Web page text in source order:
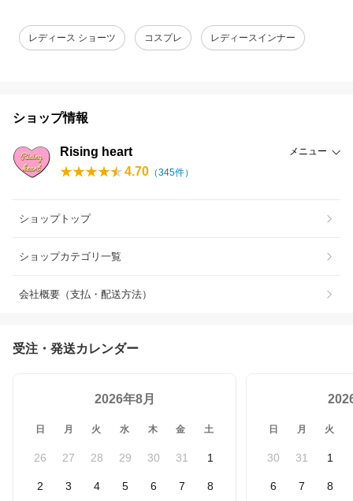
レディース ショーツ コスプレ レディースインナー
ショップ情報
Rising heart メニュー
4.70 （345件）
ショップトップ
ショップカテゴリ一覧
会社概要（支払・配送方法）
受注・発送カレンダー
2026年8月
日 月 火 水 木 金 土
26 27 28 29 30 31 1
2 3 4 5 6 7 8
日 月 火
30 31 1
6 7 8